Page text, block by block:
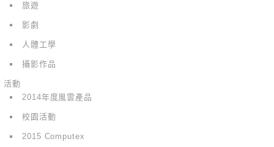
旅遊
影劇
人體工學
攝影作品
活動
2014年度風雲產品
校園活動
2015 Computex